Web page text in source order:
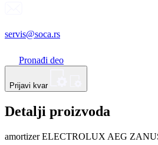
servis@soca.rs
Pronađi deo
Prijavi kvar
Detalji proizvoda
amortizer ELECTROLUX AEG